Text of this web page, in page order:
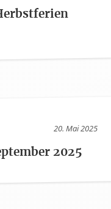
20. Mai 2025
2025